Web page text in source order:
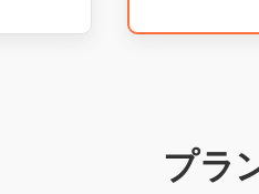
プラ